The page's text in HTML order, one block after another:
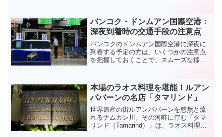
ラウンジが３つあります。今回私が利用
したザ・コーラル・エグゼクティブ・ラ
ウンジ（The Coral Executive Lounge）と
ミラクル・ラウンジが２つです。ミラク
ル・ラウンジは以前利用したことがあり
ましたので、今回はザ・コーラル・エグ
などを詳しくお伝えします。
バンコク・ドンムアン国際空港：
深夜到着時の交通手段の注意点
バンコクのドンムアン国際空港に深夜に
到着する予定の方は、いくつかの注意点
を把握しておくことで、スムーズな移動
移動手段の確保が難しくなるため、事前
の準備が不可欠です。この記事では、自
らの失敗経験をもとにドンムアン国際空
港に深夜到着時の注意点とおすすめの対
策について詳しく説明します。
本場のラオス料理を堪能！ルアン
パバーンの名店「タマリンド」
世界遺産の街ルアンパバーンを悠然と流
れるナムカン川。その河畔に佇む「タマ
リンド（Tamarind）」は、ラオス料理の